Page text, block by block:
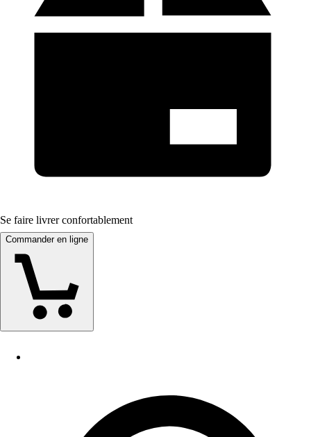
Se faire livrer confortablement
Commander en ligne